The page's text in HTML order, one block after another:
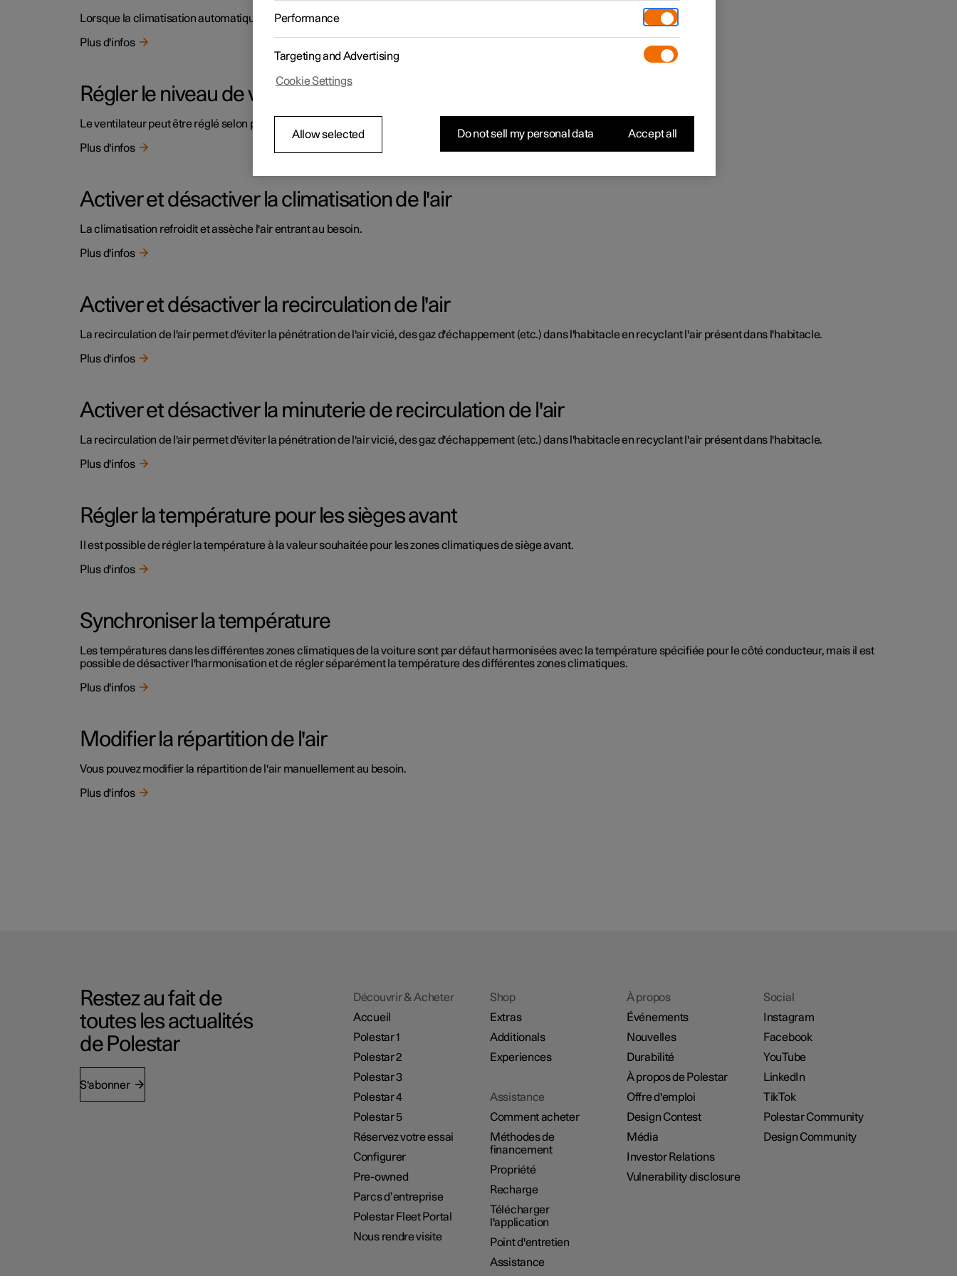
Lorsque la climatisation automatique est sélectionnée, plusieurs fonctions climatiques sont régulées automatiquement.
Plus d'infos
Régler le niveau de ventilateur pour les sièges avant
Le ventilateur peut être réglé selon plusieurs niveaux automatiques pour le siège avant.
Plus d'infos
Activer et désactiver la climatisation de l'air
La climatisation refroidit et assèche l'air entrant au besoin.
Plus d'infos
Activer et désactiver la recirculation de l'air
La recirculation de l'air permet d'éviter la pénétration de l'air vicié, des gaz d'échappement (etc.) dans l'habitacle en recyclant l'air présent dans l'habitacle.
Plus d'infos
Activer et désactiver la minuterie de recirculation de l'air
La recirculation de l'air permet d'éviter la pénétration de l'air vicié, des gaz d'échappement (etc.) dans l'habitacle en recyclant l'air présent dans l'habitacle.
Plus d'infos
Régler la température pour les sièges avant
Il est possible de régler la température à la valeur souhaitée pour les zones climatiques de siège avant.
Plus d'infos
Synchroniser la température
Les températures dans les différentes zones climatiques de la voiture sont par défaut harmonisées avec la température spécifiée pour le côté conducteur, mais il est
possible de désactiver l'harmonisation et de régler séparément la température des différentes zones climatiques.
Plus d'infos
Modifier la répartition de l'air
Vous pouvez modifier la répartition de l'air manuellement au besoin.
Plus d'infos
Restez au fait de
toutes les actualités
de Polestar
S'abonner
Découvrir & Acheter
Accueil
Polestar 1
Polestar 2
Polestar 3
Polestar 4
Polestar 5
Réservez votre essai
Configurer
Pre-owned
Parcs d’entreprise
Polestar Fleet Portal
Nous rendre visite
Shop
Extras
Additionals
Experiences
Assistance
Comment acheter
Méthodes de
financement
Propriété
Recharge
Télécharger
l'application
Point d'entretien
Assistance
À propos
Événements
Nouvelles
Durabilité
À propos de Polestar
Offre d'emploi
Design Contest
Média
Investor Relations
Vulnerability disclosure
Social
Instagram
Facebook
YouTube
LinkedIn
TikTok
Polestar Community
Design Community
Performance
Targeting and Advertising
Cookie Settings
Allow selected Do not sell my personal data Accept all